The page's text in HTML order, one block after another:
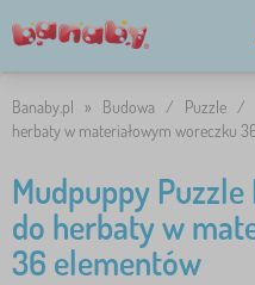
Banaby.pl » Budowa / Puzzle /
herbaty w materiałowym woreczku
Mudpuppy
do herbaty w
36 elementów